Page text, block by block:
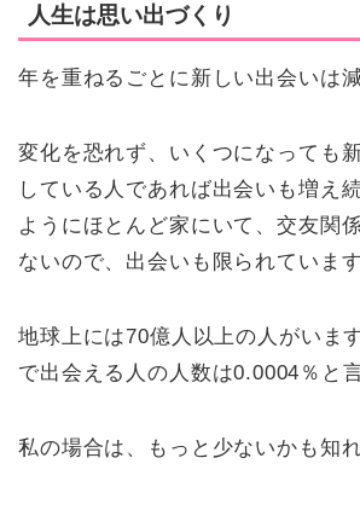
人生は思い出づくり
年を重ねるごとに新しい出会いは
変化を恐れず、いくつになっても
している人であれば出会いも増え
ようにほとんど家にいて、交友関
ないので、出会いも限られています
地球上には70億人以上の人がいま
で出会える人の人数は0.0004％と
私の場合は、もっと少ないかも知